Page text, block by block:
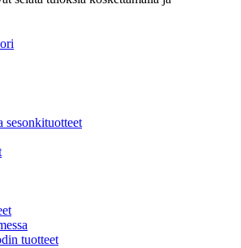
sesonkituotteet
tuotteet